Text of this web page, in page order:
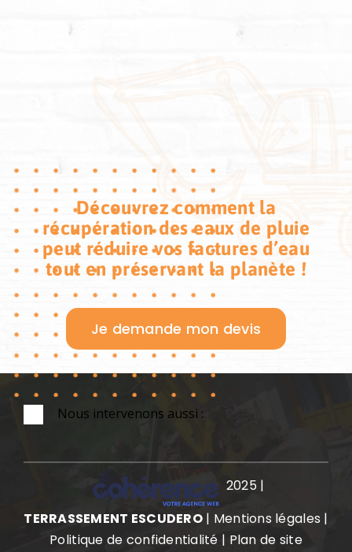
Découvrez comment la
récupération des eaux de pluie
peut réduire vos factures d’eau
tout en préservant la planète !
Je demande mon devis
Nous intervenons aussi :
2025|
TERRASSEMENT ESCUDERO| Mentions légales |
Politique de confidentialité | Plan de site